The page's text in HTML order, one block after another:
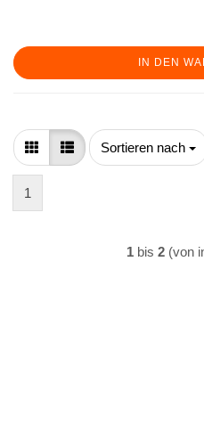
IN DEN
Sortieren nach
Sortieren nach
1
1bis 2(von